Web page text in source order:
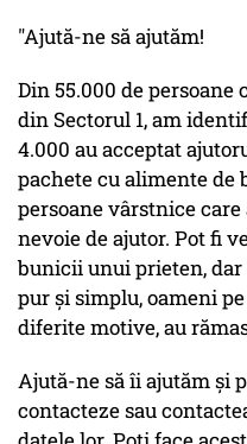
"Ajută-ne să ajutăm!
Din 55.000 de persoane
din Sectorul 1, am
4.000 au acceptat
pachete cu alimente de
persoane vârstnice
nevoie de ajutor. Pot fi
bunicii unui prieten, dar
pur și simplu, oameni
diferite motive, au
Ajută-ne să îi ajutăm și
contacteze sau